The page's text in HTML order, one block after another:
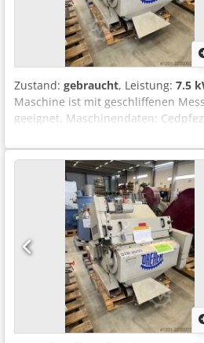
Zustand: gebraucht, Leistung: 7.5
Maschine ist mit geschliffenen
geeignet. Maschinendaten:
Rotordurchmesser: 260 mm